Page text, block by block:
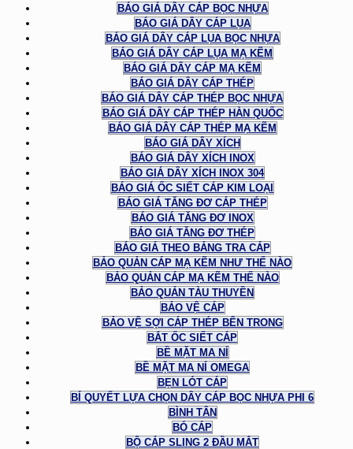
BÁO GIÁ DÂY CÁP BỌC NHỰA
BÁO GIÁ DÂY CÁP LỤA
BÁO GIÁ DÂY CÁP LỤA BỌC NHỰA
BÁO GIÁ DÂY CÁP LỤA MẠ KẼM
BÁO GIÁ DÂY CÁP MẠ KẼM
BÁO GIÁ DÂY CÁP THÉP
BÁO GIÁ DÂY CÁP THÉP BỌC NHỰA
BÁO GIÁ DÂY CÁP THÉP HÀN QUỐC
BÁO GIÁ DÂY CÁP THÉP MẠ KẼM
BÁO GIÁ DÂY XÍCH
BÁO GIÁ DÂY XÍCH INOX
BÁO GIÁ DÂY XÍCH INOX 304
BÁO GIÁ ỐC SIẾT CÁP KIM LOẠI
BÁO GIÁ TĂNG ĐƠ CÁP THÉP
BÁO GIÁ TĂNG ĐƠ INOX
BÁO GIÁ TĂNG ĐƠ THÉP
BÁO GIÁ THEO BẢNG TRA CÁP
BẢO QUẢN CÁP MẠ KẼM NHƯ THẾ NÀO
BẢO QUẢN CÁP MẠ KẼM THẾ NÀO
BẢO QUẢN TÀU THUYỀN
BẢO VỆ CÁP
BẢO VỆ SỢI CÁP THÉP BÊN TRONG
BẮT ỐC SIẾT CÁP
BỀ MẶT MA NÍ
BỀ MẶT MA NÍ OMEGA
BẸN LÓT CÁP
BÍ QUYẾT LỰA CHỌN DÂY CÁP BỌC NHỰA PHI 6
BÌNH TÂN
BÓ CÁP
BỘ CÁP SLING 2 ĐẦU MẮT